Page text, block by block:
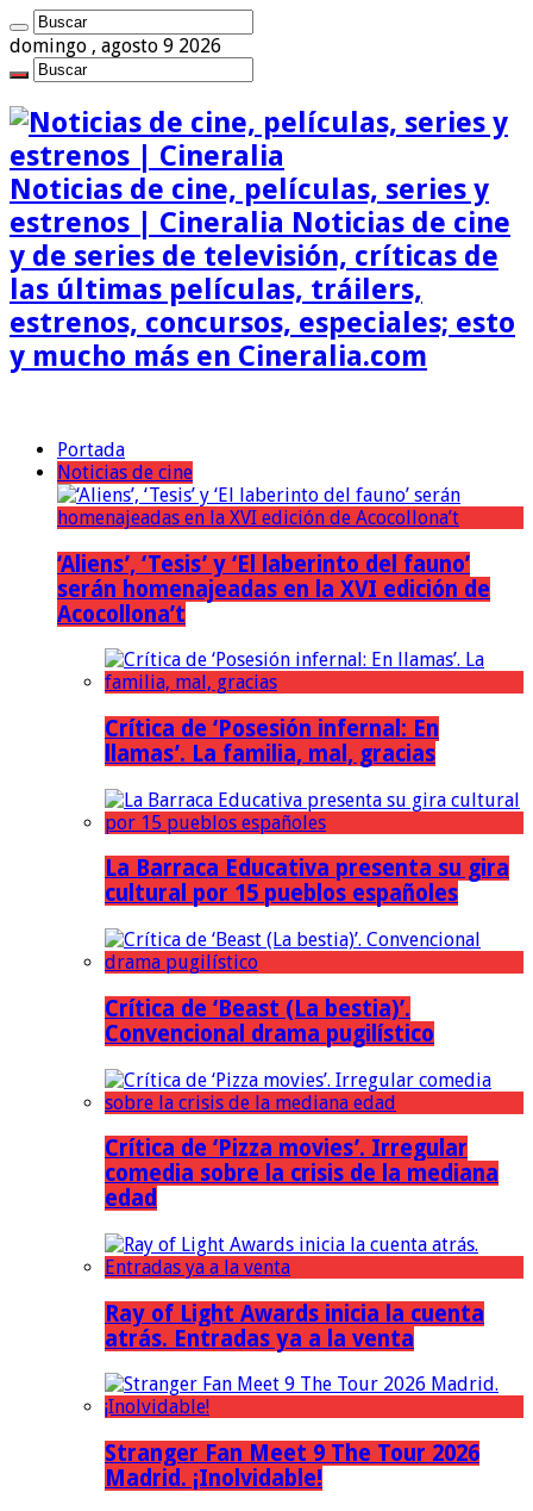
domingo , agosto 9 2026
Noticias de cine, películas, series y
estrenos | Cineralia Noticias de cine
y de series de televisión, críticas de
las últimas películas, tráilers,
estrenos, concursos, especiales; esto
y mucho más en Cineralia.com
Portada
Noticias de cine
‘Aliens’, ‘Tesis’ y ‘El laberinto del fauno’
serán homenajeadas en la XVI edición de
Acocollona’t
Crítica de ‘Posesión infernal: En
llamas’. La familia, mal, gracias
La Barraca Educativa presenta su gira
cultural por 15 pueblos españoles
Crítica de ‘Beast (La bestia)’.
Convencional drama pugilístico
Crítica de ‘Pizza movies’. Irregular
comedia sobre la crisis de la mediana
edad
Ray of Light Awards inicia la cuenta
atrás. Entradas ya a la venta
Stranger Fan Meet 9 The Tour 2026
Madrid. ¡Inolvidable!